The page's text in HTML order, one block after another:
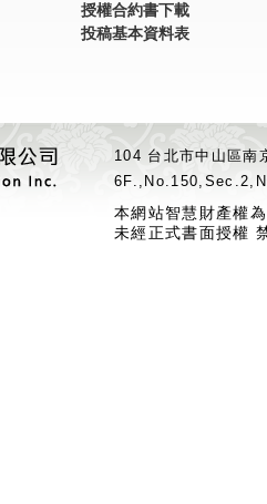
授權合約書下載
投稿基本資料表
104 台北市中山區
本網站智慧財產權
未經正式書面授權